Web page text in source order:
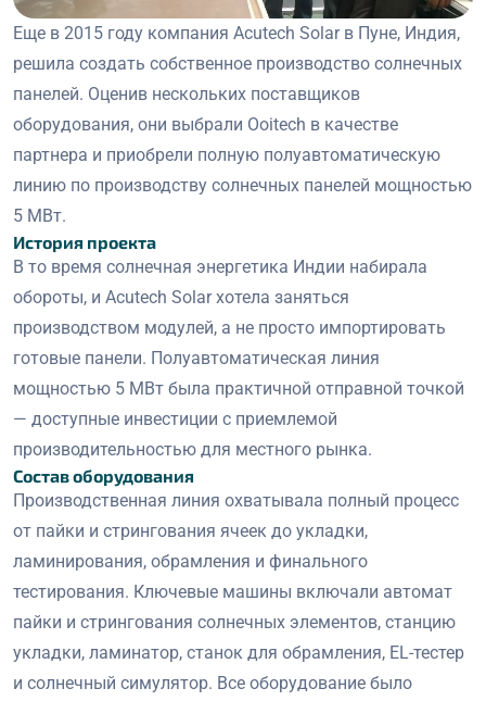
Еще в 2015 году компания Acutech Solar в Пуне, Индия,
решила создать собственное производство солнечных
панелей. Оценив нескольких поставщиков
оборудования, они выбрали Ooitech в качестве
партнера и приобрели полную полуавтоматическую
линию по производству солнечных панелей мощностью
5 МВт.
История проекта
В то время солнечная энергетика Индии набирала
обороты, и Acutech Solar хотела заняться
производством модулей, а не просто импортировать
готовые панели. Полуавтоматическая линия
мощностью 5 МВт была практичной отправной точкой
— доступные инвестиции с приемлемой
производительностью для местного рынка.
Состав оборудования
Производственная линия охватывала полный процесс
от пайки и стрингования ячеек до укладки,
ламинирования, обрамления и финального
тестирования. Ключевые машины включали автомат
пайки и стрингования солнечных элементов, станцию
укладки, ламинатор, станок для обрамления, EL-тестер
и солнечный симулятор. Все оборудование было